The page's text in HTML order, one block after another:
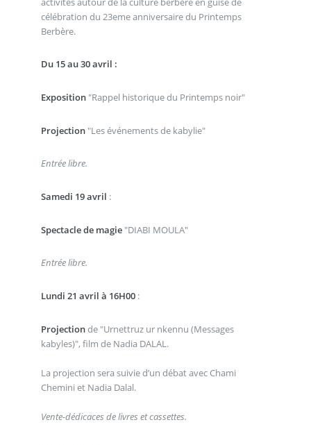
célébration du 23eme anniversaire du Printemps
Berbère.
Du 15 au 30 avril :
Exposition"Rappel historique du Printemps noir"
Projection"Les événements de kabylie"
Entrée libre.
Samedi 19 avril :
Spectacle de magie"DIABI MOULA"
Entrée libre.
Lundi 21 avril à 16H00:
Projectionde "Urnettruz ur nkennu (Messages
kabyles)", film de Nadia DALAL.
La projection sera suivie d’un débat avec Chami
Chemini et Nadia Dalal.
Vente-dédicaces de livres et cassettes.